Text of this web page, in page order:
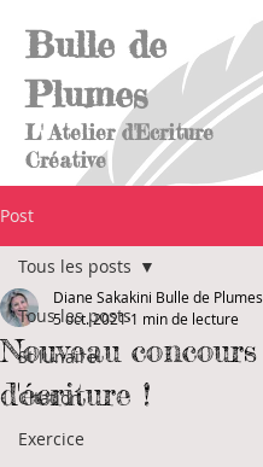
Bulle de
Plumes
L' Atelier d'Ecriture
Créative
Post
Tous les posts
St lunaire
Citation
Exercice
Tous les posts
Nouveau concours
d'écriture !
Diane Sakakini Bulle de Plumes
5 oct. 2021 1 min de lecture